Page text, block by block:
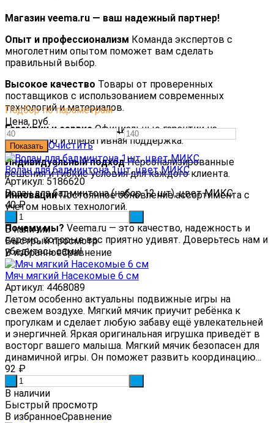
Магазин veema.ru — ваш надежный партнер!
Опыт и профессионализм Команда экспертов с
многолетним опытом поможет вам сделать
правильный выбор.
Высокое качество Товары от проверенных
поставщиков с использованием современных
технологий и материалов.
Гарантии и сервисОфициальные гарантии на
продукцию и оперативная поддержка.
Индивидуальный подходПерсонализированные
решения и гибкие условия для каждого клиента.
ИнновацииПостоянное обновление ассортимента с
учетом новых технологий.
Почему мы? Veema.ru — это качество, надежность и
сервис, которые вас приятно удивят. Доверьтесь нам и
убедитесь сами!
Подбор по параметрам
Цена, руб.
—
Очистить
Волан для бадминтона 1шт, цвет МИКС
Артикул: 5186620
Волан для бадминтона (набор 12 шт), цвет МИКС
40₽
В наличии
Быстрый просмотр
В избранноеСравнение
Мяч мягкий Насекомые 6 см
Артикул: 4468089
Летом особенно актуальны подвижные игры на
свежем воздухе. Мягкий мячик приучит ребёнка к
прогулкам и сделает любую забаву ещё увлекательней
и энергичней. Яркая оригинальная игрушка приведёт в
восторг вашего малыша. Мягкий мячик безопасен для
динамичной игры. Он поможет развить координацию...
92 ₽
В наличии
Быстрый просмотр
В избранноеСравнение